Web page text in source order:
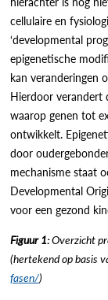
cellulaire en
‘developmental
epigenetische
kan veranderingen
Hierdoor verandert
waarop genen tot
ontwikkelt.
door
mechanisme staat
Developmental
voor een gezond
Figuur 1:Overzicht
(hertekend op basis
fasen/)